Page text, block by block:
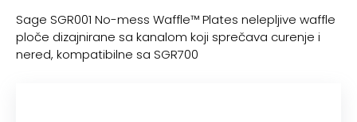
Sage SGR001 No-mess Waffle™ Plates nelepljive waffle
ploče dizajnirane sa kanalom koji sprečava curenje i
nered, kompatibilne sa SGR700